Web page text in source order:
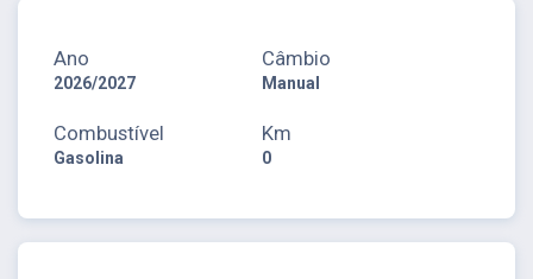
Ano
2026/2027
Câmbio
Manual
Combustível
Gasolina
Km
0